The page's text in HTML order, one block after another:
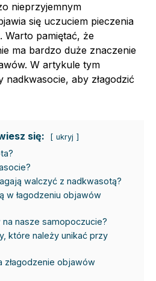
nieprzyjemnym
się uczuciem pieczenia
Warto pamiętać, że
ma bardzo duże znaczenie
W artykule tym
aby złagodzić
się: ukryj
walczyć z nadkwasotą?
w łagodzeniu objawów
na nasze samopoczucie?
które należy unikać przy
złagodzenie objawów